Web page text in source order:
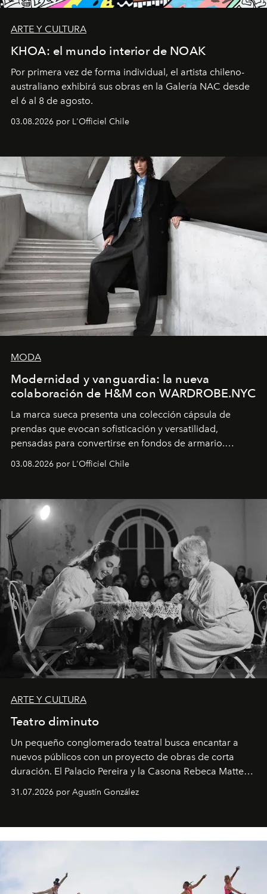
ARTE Y CULTURA
KHOA: el mundo interior de NOAK
Por primera vez de forma individual, el artista chileno-
australiano exhibirá sus obras en la Galería NAC desde
el 6 al 8 de agosto.
03.08.2026 por L'Officiel Chile
MODA
Modernidad y vanguardia: la nueva
colaboración de H&M con WARDROBE.NYC
La marca sueca presenta una colección cápsula de
prendas que evocan sofisticación y versatilidad,
pensadas para convertirse en fondos de armario.
Disponible en Chile desde el 6 de agosto.
03.08.2026 por L'Officiel Chile
ARTE Y CULTURA
Teatro diminuto
Un pequeño conglomerado teatral busca encantar a
nuevos públicos con un proyecto de obras de corta
duración. El Palacio Pereira y la Casona Rebeca Matte
son algunos de los lugares que han albergado estas
miniobras. Sus puestas en escena son limpias; ponen el
31.07.2026 por Agustín González